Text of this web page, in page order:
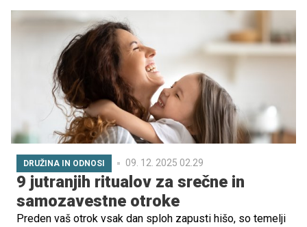
polivanje, srkanje ali nemirno sedenje), pa lahko postane
v javnosti hitro moteče.
DRUŽINA IN ODNOSI 09. 12. 2025 02.29
9 jutranjih ritualov za srečne in
samozavestne otroke
Preden vaš otrok vsak dan sploh zapusti hišo, so temelji